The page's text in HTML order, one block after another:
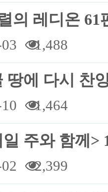
의 레디온 61
1,488
땅에 다시 찬
1,464
주와 함께
2,399